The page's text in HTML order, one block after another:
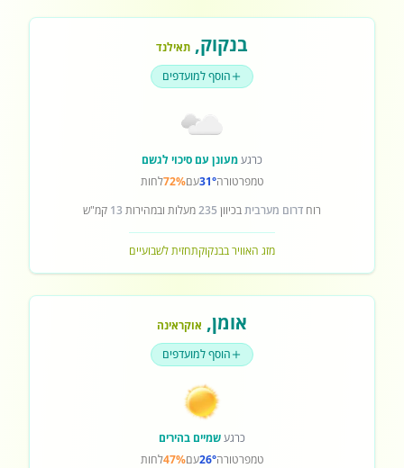
בנקוק, תאילנד
הוסף למועדפים
כרגעמעונן עם סיכוי לגשם
טמפרטורה31°עם72%לחות
רוח דרום מערביתבכיוון 235מעלות ובמהירות 13 קמ"ש
מזג האוויר בבנקוקתחזית לשבועיים
אומן, אוקראינה
הוסף למועדפים
כרגעשמיים בהירים
טמפרטורה26°עם47%לחות